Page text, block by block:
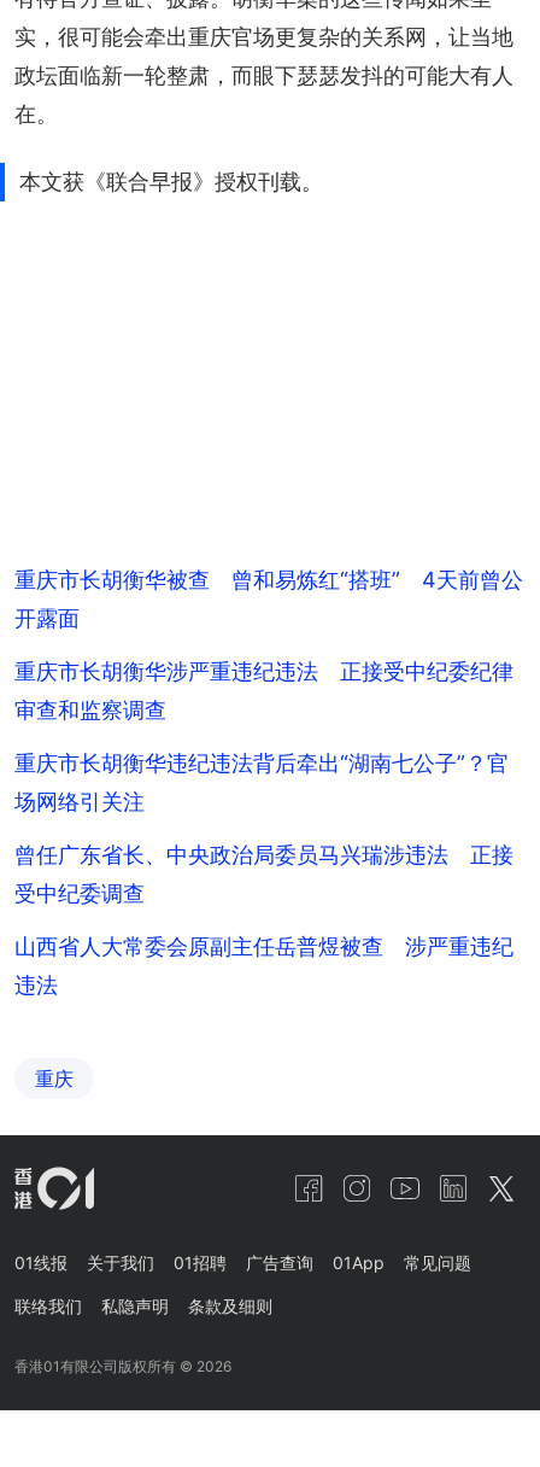
实，很可能会牵出重庆官场更复杂的关系网，让当地
政坛面临新一轮整肃，而眼下瑟瑟发抖的可能大有人
在。
本文获《联合早报》授权刊载。
重庆市长胡衡华被查 曾和易炼红“搭班” 4天前曾公
开露面
重庆市长胡衡华涉严重违纪违法 正接受中纪委纪律
审查和监察调查
重庆市长胡衡华违纪违法背后牵出“湖南七公子”？官
场网络引关注
曾任广东省长、中央政治局委员马兴瑞涉违法 正接
受中纪委调查
山西省人大常委会原副主任岳普煜被查 涉严重违纪
违法
重庆
01线报 关于我们 01招聘 广告查询 01App 常见问题
联络我们 私隐声明 条款及细则
香港01有限公司版权所有 © 2026